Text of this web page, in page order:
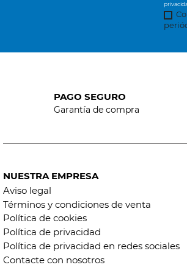
PAGO SEGURO
Garantía de compra
NUESTRA EMPRESA
Aviso legal
Términos y condiciones de venta
Política de cookies
Política de privacidad
Política de privacidad en redes sociales
Contacte con nosotros